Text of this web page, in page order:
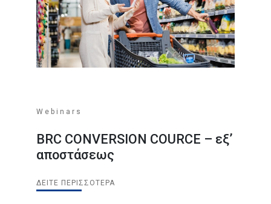
Webinars
BRC CONVERSION COURCE – εξ’
αποστάσεως
ΔΕΊΤΕ ΠΕΡΙΣΣΌΤΕΡΑ